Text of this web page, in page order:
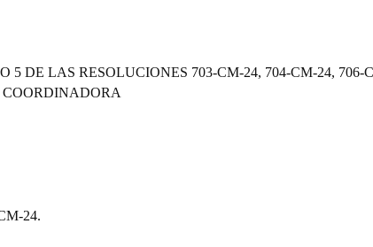
DE LAS RESOLUCIONES 703-CM-24, 704-CM-24, 706-
COORDINADORA
24.